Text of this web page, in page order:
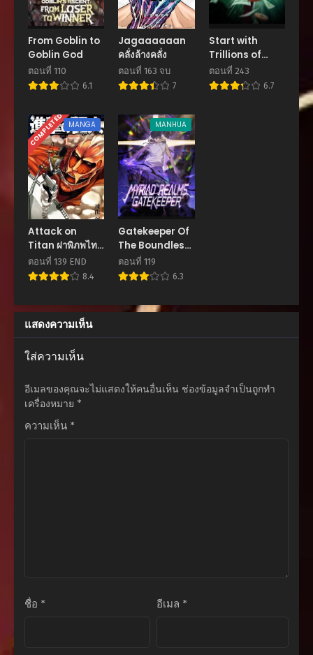
ตอนที่ 21
พฤศจิกายน 23, 2025
ตอนที่ 20
พฤศจิกายน 23, 2025
ตอนที่ 18
พฤศจิกายน 23, 2025
ตอนที่ 17
พฤศจิกายน 23, 2025
ตอนที่ 16
พฤศจิกายน 23, 2025
ตอนที่ 15
พฤศจิกายน 23, 2025
ตอนที่ 14
พฤศจิกายน 23, 2025
ตอนที่ 13
ตอนที่ 12
พฤศจิกายน 23, 2025
ตอนที่ 7
From Goblin to
Goblin God
ตอนที่ 110
6.1
Jagaaaaaan
คลั่งล้างคลั่ง
ตอนที่ 163 จบ
7
Start with
Trillions of
Coins
ตอนที่ 243
6.7
COMPLETED MANGA
Attack on
Titan ผ่าพิภพไท
ทัน
ตอนที่ 139 END
8.4
MANHUA
Gatekeeper Of
The Boundless
World
ตอนที่ 119
6.3
แสดงความเห็น
ใส่ความเห็น
อีเมลของคุณจะไม่แสดงให้คนอื่นเห็น ช่องข้อมูลจำเป็นถูกทำ
เครื่องหมาย *
ความเห็น *
ชื่อ * อีเมล *